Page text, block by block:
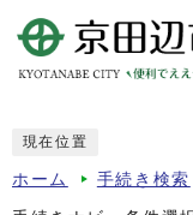
現在位置
ホーム 手続き検索